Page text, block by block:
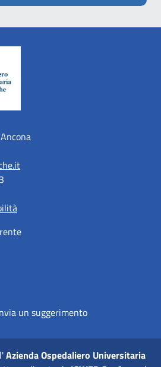
un suggerimento
Azienda Ospedaliero Universitaria